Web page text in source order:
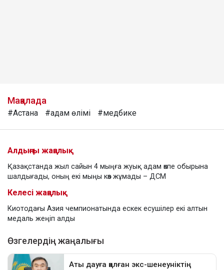
Мақалада
#Астана #адам өлімі #медбике
Алдыңғы жаңалық
Қазақстанда жыл сайын 4 мыңға жуық адам өкпе обырына
шалдығады, оның екі мыңы көз жұмады – ДСМ
Келесі жаңалық
Киотодағы Азия чемпионатында ескек есушілер екі алтын
медаль жеңіп алды